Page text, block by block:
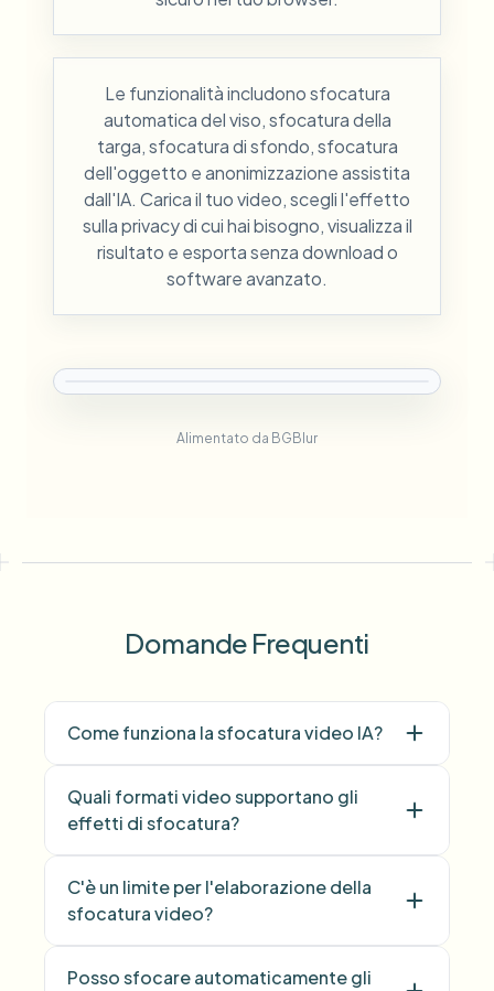
Le funzionalità includono sfocatura
automatica del viso, sfocatura della
targa, sfocatura di sfondo, sfocatura
dell'oggetto e anonimizzazione assistita
dall'IA. Carica il tuo video, scegli l'effetto
sulla privacy di cui hai bisogno, visualizza il
risultato e esporta senza download o
software avanzato.
Alimentato da BGBlur
Domande Frequenti
Come funziona la sfocatura video IA?
Quali formati video supportano gli
effetti di sfocatura?
C'è un limite per l'elaborazione della
sfocatura video?
Posso sfocare automaticamente gli